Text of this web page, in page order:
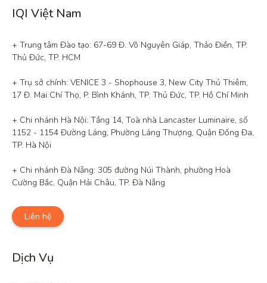
IQI Việt Nam
+ Trung tâm Đào tạo: 67-69 Đ. Võ Nguyên Giáp, Thảo Điền, TP.
Thủ Đức, TP. HCM
+ Trụ sở chính: VENICE 3 - Shophouse 3, New City Thủ Thiêm,
17 Đ. Mai Chí Thọ, P. Bình Khánh, TP. Thủ Đức, TP. Hồ Chí Minh
+ Chi nhánh Hà Nội: Tầng 14, Toà nhà Lancaster Luminaire, số
1152 - 1154 Đường Láng, Phường Láng Thượng, Quận Đống Đa,
TP. Hà Nội
+ Chi nhánh Đà Nẵng: 305 đường Núi Thành, phường Hoà
Cường Bắc, Quận Hải Châu, TP. Đà Nẵng
Liên hệ
Dịch Vụ